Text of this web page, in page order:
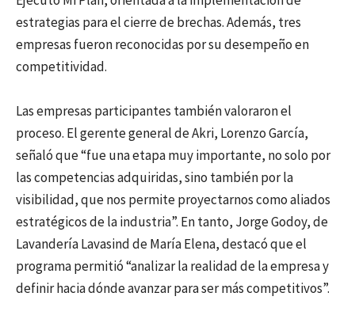
estrategias para el cierre de brechas. Además, tres
empresas fueron reconocidas por su desempeño en
competitividad.
Las empresas participantes también valoraron el
proceso. El gerente general de Akri, Lorenzo García,
señaló que “fue una etapa muy importante, no solo por
las competencias adquiridas, sino también por la
visibilidad, que nos permite proyectarnos como aliados
estratégicos de la industria”. En tanto, Jorge Godoy, de
Lavandería Lavasind de María Elena, destacó que el
programa permitió “analizar la realidad de la empresa y
definir hacia dónde avanzar para ser más competitivos”.